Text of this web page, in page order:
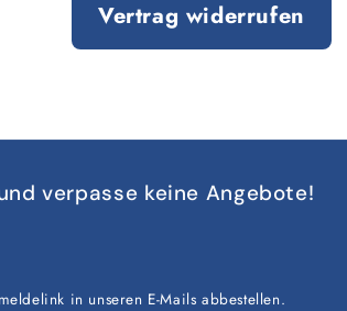
Vertrag widerrufen
verpasse keine Angebote!
in unseren E-Mails abbestellen.